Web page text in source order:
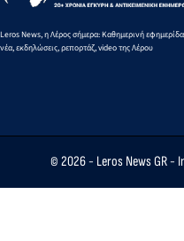
Leros News, η Λέρος σήμερα: Καθημερινή εφημερίδα
νέα, εκδηλώσεις, ρεπορτάζ, video της Λέρου
© 2026 - Leros News GR-